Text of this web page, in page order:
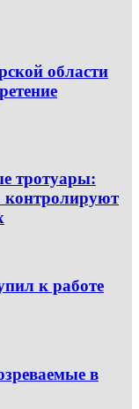
области
тротуары:
контролируют
к работе
в